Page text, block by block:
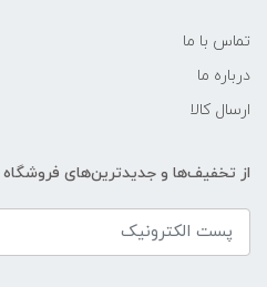
تماس با ما
درباره ما
ارسال کالا
از تخفیف‌ها و جدیدترین‌های فروشگاه